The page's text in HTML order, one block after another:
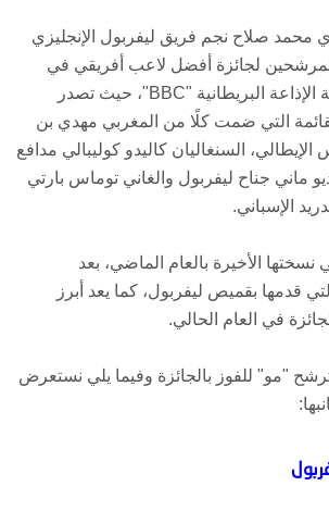
محمد صلاح نجم فريق ليفربول الإنجليزي
للمرشحين لجائزة أفضل لاعب أفريقي في
عام 2018، وفقًا لهيئة الإذاعة البريطانية "BBC"، حيث تصدر
التي ضمت كلًا من المغربي مهدي بن
السنغاليان كاليدو كوليبالي مدافع
ماني جناح ليفربول والغاني توماس بارتي
الإسباني.
نسختها الأخيرة بالعام الماضي، بعد
قدمها بقميص ليفربول، كما يعد أبرز
في العام الحالي.
"مو" للفوز بالجائزة وفيما يلي نستعرض